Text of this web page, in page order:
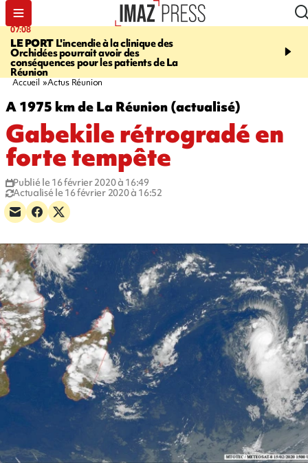
07:08
LE PORT L'incendie à la clinique des
Orchidées pourrait avoir des
conséquences pour les patients de La
Réunion
09:56
Accueil Actus Réunion
A 1975 km de La Réunion (actualisé)
Gabekile rétrogradé en
forte tempête
Publié le 16 février 2020 à 16:49
Actualisé le 16 février 2020 à 16:52